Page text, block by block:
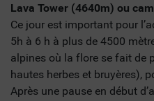
Lava Tower (4640m) ou
Ce jour est important pour
5h à 6 h à plus de 4500
alpines où la flore se fait de
hautes herbes et bruyères),
Après une pause en début